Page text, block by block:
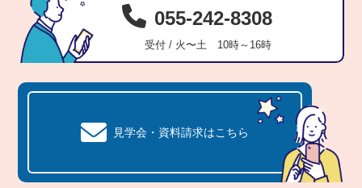
055-242-8308
受付 / 火〜土 10時～16時
見学会・資料請求はこちら